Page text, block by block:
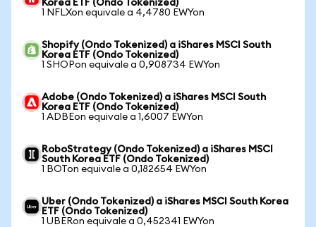
Korea ETF (Ondo Tokenized)
1 NFLXon equivale a 4,4780 EWYon
Shopify (Ondo Tokenized) a iShares MSCI South
Korea ETF (Ondo Tokenized)
1 SHOPon equivale a 0,908734 EWYon
Adobe (Ondo Tokenized) a iShares MSCI South
Korea ETF (Ondo Tokenized)
1 ADBEon equivale a 1,6007 EWYon
RoboStrategy (Ondo Tokenized) a iShares MSCI
South Korea ETF (Ondo Tokenized)
1 BOTon equivale a 0,182654 EWYon
Uber (Ondo Tokenized) a iShares MSCI South Korea
ETF (Ondo Tokenized)
1 UBERon equivale a 0,452341 EWYon